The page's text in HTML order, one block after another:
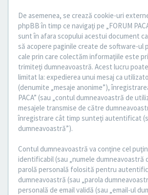
De asemenea, se crează cookie-uri
phpBB în timp ce navigaţi pe „FORUM
sunt în afara scopului acestui document
să acopere paginile create de software-ul
cale prin care colectăm informaţiile este
trimiteţi dumneavoastră. Acest lucru
limitat la: expedierea unui mesaj ca
(denumite „mesaje anonime”),
PACA” (sau „contul dumneavoastră de
mesajele transmise de către
înregistrare cât timp sunteţi autentificat
dumneavoastră”).
Contul dumneavoastră va conţine cel
identificabil (sau „numele dumneavoastră
parolă personală folosită pentru
dumneavoastră (sau „parola
personală de email validă (sau „email-ul